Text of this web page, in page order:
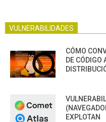
VULNERABILIDADES
CÓMO
DE CÓDIGO
EXPLOTAN